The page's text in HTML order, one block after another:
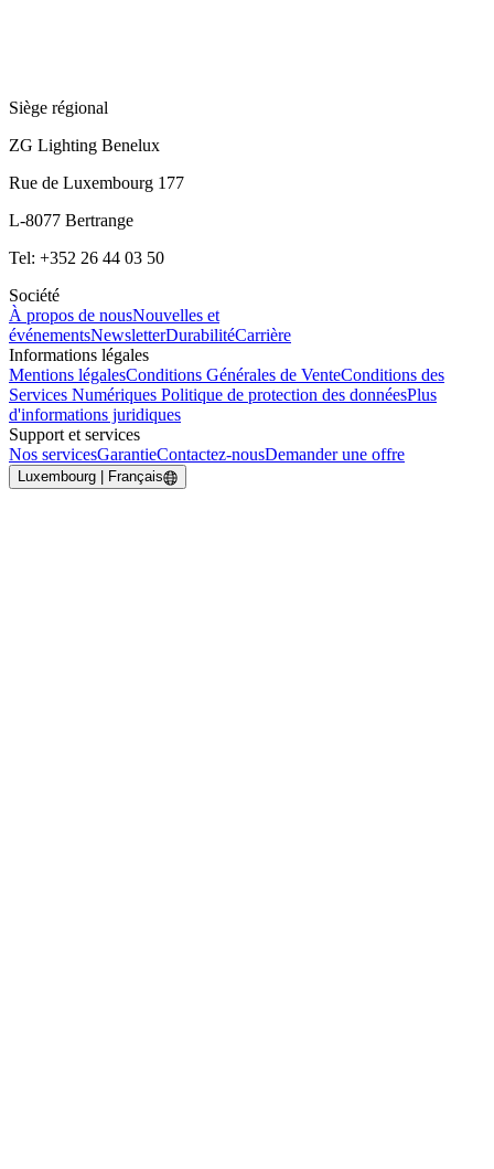
Siège régional
ZG Lighting Benelux
Rue de Luxembourg 177
L-8077 Bertrange
Tel: +352 26 44 03 50
Société
À propos de nousNouvelles et
événementsNewsletterDurabilitéCarrière
Informations légales
Mentions légalesConditions Générales de VenteConditions des
Services Numériques Politique de protection des donnéesPlus
d'informations juridiques
Support et services
Nos servicesGarantieContactez-nousDemander une offre
Luxembourg | Français